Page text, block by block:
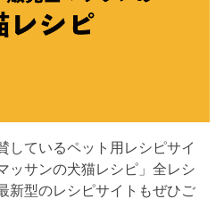
しているペット用レシピサイ
ッサンの犬猫レシピ」全レシ
新型のレシピサイトもぜひご